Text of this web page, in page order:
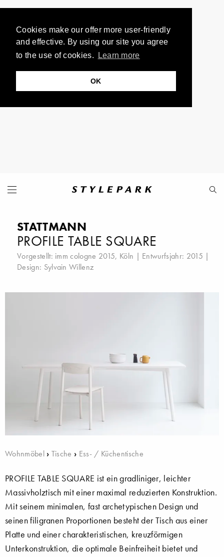
Cookies make our offer more user-friendly
and effective. By using our site you agree
to the use of cookies.
Learn more
OK
STATTMANN
PROFILE TABLE SQUARE
Vorgestellt: imm cologne 2015, Köln | Entwurfsjahr: 2015 |
Design: Sylvain Willenz
Wohnmöbel› Tische › Ess- / Küchentische
PROFILE TABLE SQUARE ist ein gradliniger, leichter
Massivholztisch mit einer maximal reduzierten Konstruktion.
Mit seinem minimalen, fast archetypischen Design und
seinen filigranen Proportionen besteht der Tisch aus einer
Platte und einer charakteristischen, kreuzförmigen
Unterkonstruktion, die optimale Beinfreiheit bietet und